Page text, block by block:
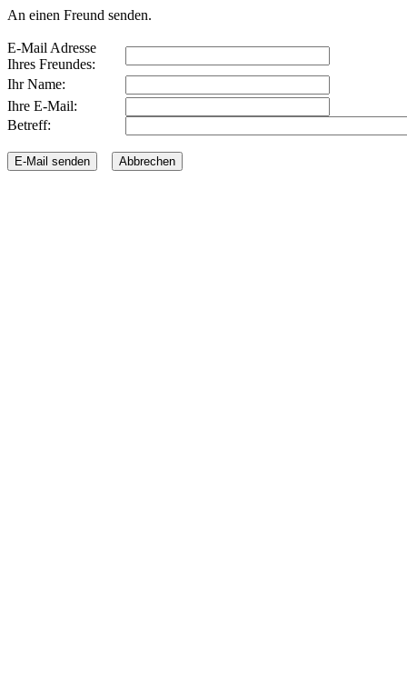
An einen Freund senden.
E-Mail Adresse
Ihres Freundes:
Ihr Name:
Ihre E-Mail:
Betreff: